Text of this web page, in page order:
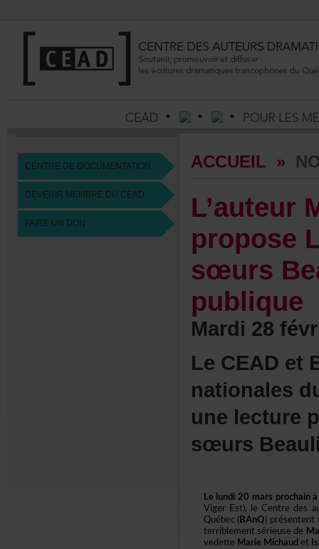
CENTREDEDOCUMENTATION
DEVENIRMEMBREDUCEAD
FAIREUNDON
ACCUEIL »
publique
Québec( BAnQ
terriblementsérieusede
vedette MarieMichaud et